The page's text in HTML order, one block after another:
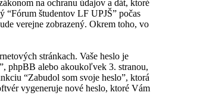
na ochranu údajov a dát, ktoré
“Fórum študentov LF UPJŠ” počas
verejne zobrazený. Okrem toho, vo
stránkach. Vaše heslo je
phpBB alebo akoukoľvek 3. stranou,
“Zabudol som svoje heslo”, ktorá
vygeneruje nové heslo, ktoré Vám